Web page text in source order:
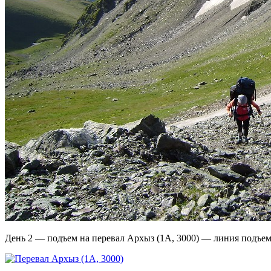
День 2 — подъем на перевал Архыз (1А, 3000) — линия